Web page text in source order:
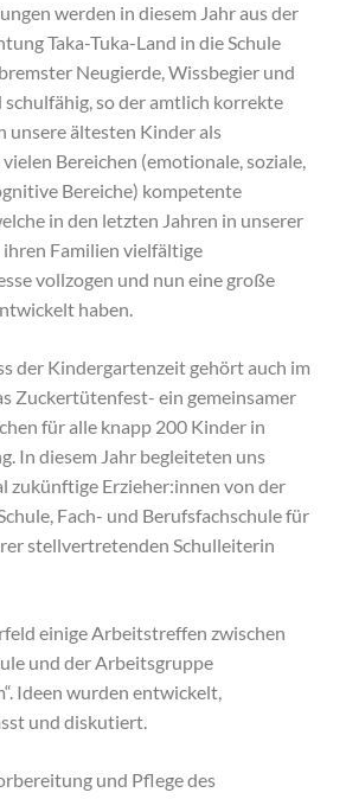
werden in diesem Jahr aus der
Taka-Tuka-Land in die Schule
Neugierde, Wissbegier und
schulfähig, so der amtlich korrekte
unsere ältesten Kinder als
Bereichen (emotionale, soziale,
Bereiche) kompetente
in den letzten Jahren in unserer
Familien vielfältige
vollzogen und nun eine große
haben.
der Kindergartenzeit gehört auch im
Zuckertütenfest- ein gemeinsamer
für alle knapp 200 Kinder in
In diesem Jahr begleiteten uns
zukünftige Erzieher:innen von der
Fach- und Berufsfachschule für
stellvertretenden Schulleiterin
einige Arbeitstreffen zwischen
und der Arbeitsgruppe
Ideen wurden entwickelt,
und diskutiert.
und Pflege des